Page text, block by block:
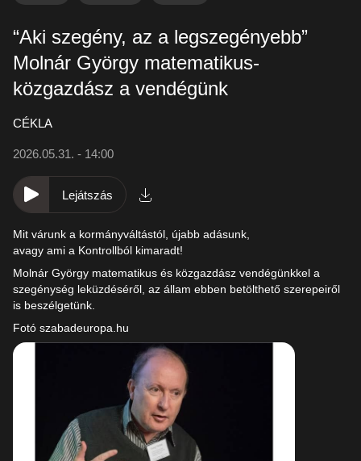
“Aki szegény, az a legszegényebb”
Molnár György matematikus-
közgazdász a vendégünk
CÉKLA
2026.05.31. - 14:00
Lejátszás
Mit várunk a kormányváltástól, újabb adásunk,
avagy ami a Kontrollból kimaradt!
Molnár György matematikus és közgazdász vendégünkkel a
szegénység leküzdéséről, az állam ebben betölthető szerepeiről
is beszélgetünk.
Fotó szabadeuropa.hu